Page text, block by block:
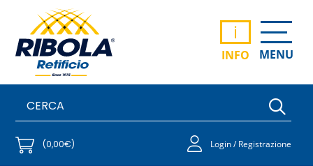
i
INFO MENU
(0,00€) Login / Registrazione